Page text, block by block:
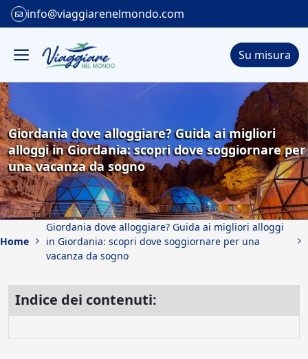
info@viaggiarenelmondo.com
Su misura
Giordania dove alloggiare? Guida ai migliori
alloggi in Giordania: scopri dove soggiornare per
una vacanza da sogno
Home
Giordania dove alloggiare? Guida ai migliori alloggi
in Giordania: scopri dove soggiornare per una
vacanza da sogno
Indice dei contenuti: